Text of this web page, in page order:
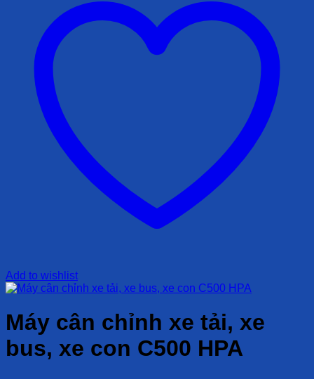
Add to wishlist
Máy cân chỉnh xe tải, xe
bus, xe con C500 HPA